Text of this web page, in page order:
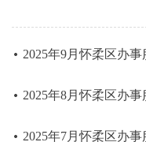
2025年9月怀柔区办
2025年8月怀柔区办
2025年7月怀柔区办